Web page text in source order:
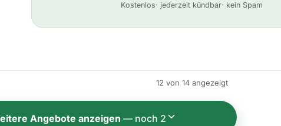
t
n
Kostenlos· jederzeit kündbar· kein Spam
12 von 14 angezeigt
Angebote anzeigen— noch 2